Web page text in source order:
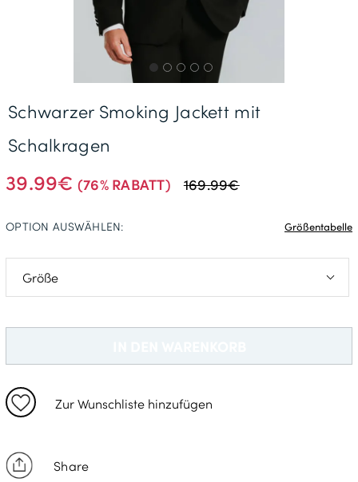
Gratisversand *
39.99€ (76% RABATT) 169.99€
Zur Wunschliste hinzufügen
Share
Schwarzer Smoking Jackett mit
Schalkragen
OPTION AUSWÄHLEN: Größentabelle